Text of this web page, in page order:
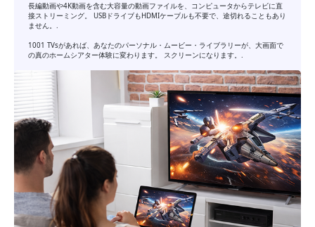
長編動画や4K動画を含む大容量の動画ファイルを、コンピュータからテレビに直
接ストリーミング。 USBドライブもHDMIケーブルも不要で、途切れることもあり
ません。.
1001 TVsがあれば、あなたのパーソナル・ムービー・ライブラリーが、大画面で
の真のホームシアター体験に変わります。 スクリーンになります。.